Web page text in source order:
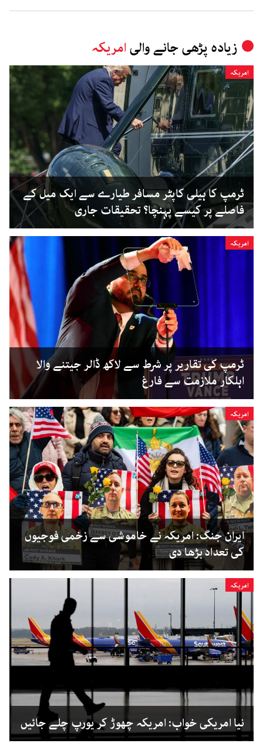
زیادہ پڑھی جانے والیامریکہ
امریکہ
ٹرمپ کا ہیلی کاپٹر مسافر طیارے سے ایک میل کے
فاصلے پر کیسے پہنچا؟ تحقیقات جاری
امریکہ
ٹرمپ کی تقاریر پر شرط سے لاکھ ڈالر جیتنے والا
اہلکار ملازمت سے فارغ
امریکہ
ایران جنگ: امریکہ نے خاموشی سے زخمی فوجیوں
کی تعداد بڑھا دی
امریکہ
نیا امریکی خواب: امریکہ چھوڑ کر یورپ چلے جائیں